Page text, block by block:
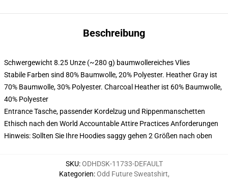
Beschreibung
Schwergewicht 8.25 Unze (~280 g) baumwollereiches Vlies
Stabile Farben sind 80% Baumwolle, 20% Polyester. Heather Gray ist
70% Baumwolle, 30% Polyester. Charcoal Heather ist 60% Baumwolle,
40% Polyester
Entrance Tasche, passender Kordelzug und Rippenmanschetten
Ethisch nach den World Accountable Attire Practices Anforderungen
Hinweis: Sollten Sie Ihre Hoodies saggy gehen 2 Größen nach oben
SKU:ODHDSK-11733-DEFAULT
Kategorien:Odd Future Sweatshirt,